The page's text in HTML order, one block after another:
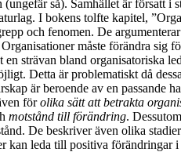
så). Samhället är försatt i
I bokens tolfte kapitel,
och fenomen. De
måste förändra sig
strävan bland organisatoriska
Detta är problematiskt då
är beroende av en passande
förolika sätt att betrakta
motstånd till förändring.
De beskriver även olika
kan leda till positiva förändringar i